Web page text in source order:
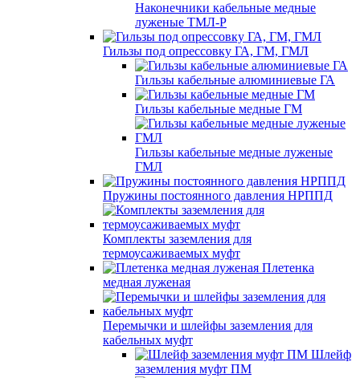
Наконечники кабельные медные
луженые ТМЛ-Р
Гильзы под опрессовку ГА, ГМ, ГМЛ
Гильзы кабельные алюминиевые ГА
Гильзы кабельные медные ГМ
Гильзы кабельные медные луженые
ГМЛ
Пружины постоянного давления НРППД
Комплекты заземления для
термоусаживаемых муфт
Плетенка
медная луженая
Перемычки и шлейфы заземления для
кабельных муфт
Шлейф
заземления муфт ПМ